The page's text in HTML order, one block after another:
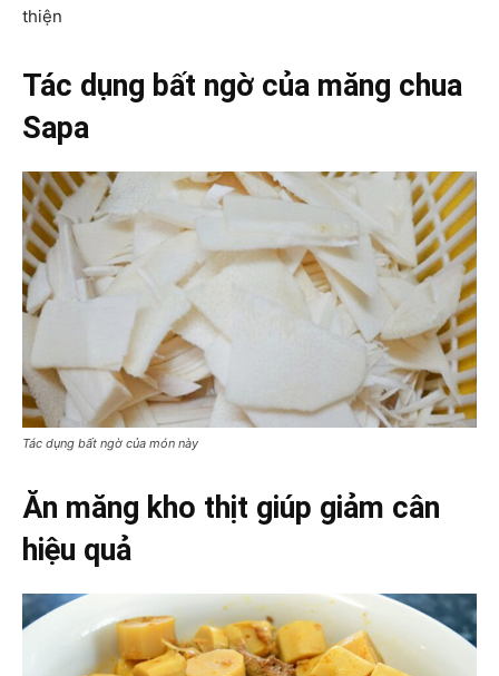
thiện
Tác dụng bất ngờ của măng chua
Sapa
Tác dụng bất ngờ của món này
Ăn măng kho thịt giúp giảm cân
hiệu quả